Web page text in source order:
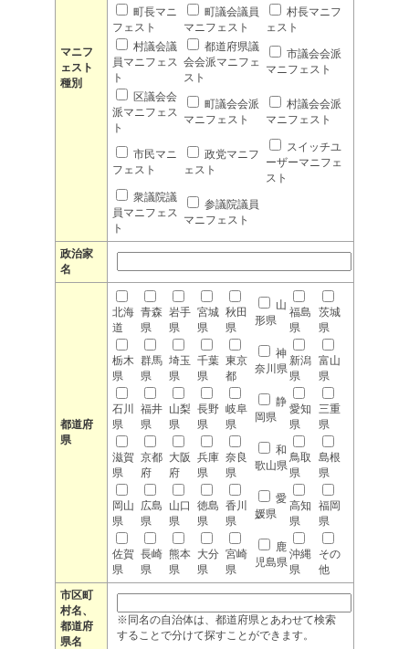
マニフ
ェスト
種別
町長マニ
フェスト
町議会議員
マニフェスト
村長マニフ
ェスト
村議会議
員マニフェス
ト
都道府県議
会会派マニフェ
スト
市議会会派
マニフェスト
区議会会
派マニフェス
ト
町議会会派
マニフェスト
村議会会派
マニフェスト
市民マニ
フェスト
政党マニフ
ェスト
スイッチユ
ーザーマニフェ
スト
衆議院議
員マニフェス
ト
参議院議員
マニフェスト
政治家
名
都道府
県
北海
道
青森
県
岩手
県
宮城
県
秋田
県
山
形県
福島
県
茨城
県
栃木
県
群馬
県
埼玉
県
千葉
県
東京
都
神
奈川県
新潟
県
富山
県
石川
県
福井
県
山梨
県
長野
県
岐阜
県
静
岡県
愛知
県
三重
県
滋賀
県
京都
府
大阪
府
兵庫
県
奈良
県
和
歌山県
鳥取
県
島根
県
岡山
県
広島
県
山口
県
徳島
県
香川
県
愛
媛県
高知
県
福岡
県
佐賀
県
長崎
県
熊本
県
大分
県
宮崎
県
鹿
児島県
沖縄
県
その
他
市区町
村名、
都道府
県名
※同名の自治体は、都道府県とあわせて検索
することで分けて探すことができます。